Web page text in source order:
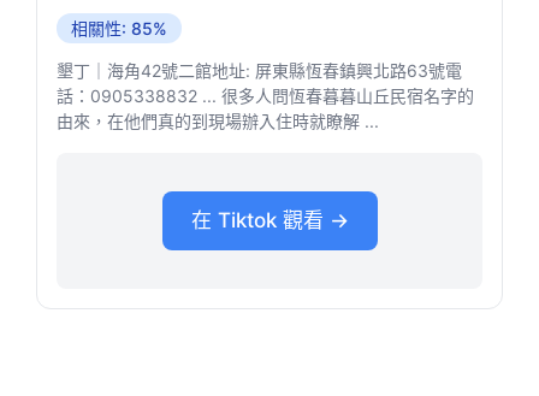
相關性: 85%
墾丁｜海角42號二館地址: 屏東縣恆春鎮興北路63號電
話：0905338832 ... 很多人問恆春暮暮山丘民宿名字的
由來，在他們真的到現場辦入住時就瞭解 ...
在 Tiktok 觀看 →